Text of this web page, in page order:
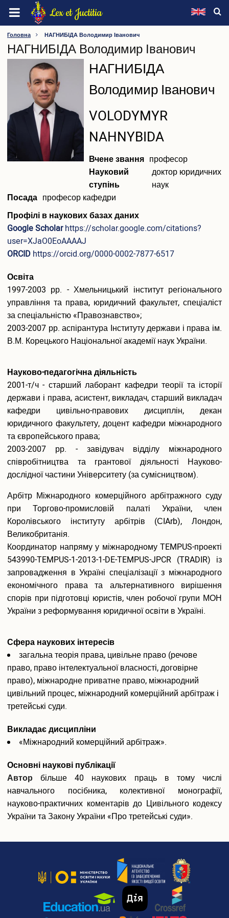
Перейти
основного
вмісту
Lex et Juctitia
ХМЕЛЬНИЦЬКИЙ УНІВЕРСИТЕТ УПРАВЛІННЯ ТА
ПРАВА ІМЕНІ ЛЕОНІДА ЮЗЬКОВА
Про університет
Інформація про університет
Видатні особистості
Ректорат
Вчена рада
Наглядова рада
Методична рада
Конференція трудового колективу
Кафедри
Інші підрозділи
Нормативна база
Вакантні посади
Акредитація
Внутрішня система забезпечення якості освіти
політика
Гендерна політика Університету
Газета ХУУП імені Леоніда Юзькова GAUDEAMUS
Меморіал пам'яті
Безпека освітнього середовища
Фотогалерея
Вступнику
Приймальна комісія
Відомості про провадження освітньої діяльності
Правила прийому в ХУУП імені Леоніда Юзькова
Кількість бюджетних місць регіонального замовлення
Переваги університету
Вартість навчання на контрактній основі
Освітні програми
Подача електронної заяви
Поновлення та переведення на навчання
Реєстраціія електронного кабіінету для вступу на
магістратуру
Інформація про вступ до аспірантури і докторантури
Програми вступних випробувань
Співбесіда
Рейтингові списки
Захист персональних даних
Ваучер на навчання від центру зайнятості
Особам з особливими освітніми потребами
Військова кафедра
Проживання студентів
Студенту
Оголошення
Освітній процес
Навчальні плани
Розклади занять
Електронні журнали обліку успішності
Навчально-методичне забезпечення
Студентське самоврядування
Військова кафедра
IT сервіси Університету
Офіс студента
Пам’ятаємо. Єднаємося. Переможемо!
Соціально-психологічна допомога внутрішньо переміщеним
особам
Електронна скринька довіри
Інформація про вступ до аспірантури та докторантури
Інформаційний пакет підготовки докторів філософії та
докторів наук
Вибіркові дисципліни
Головна НАГНИБІДА Володимир Іванович
НАГНИБІДА Володимир Іванович
НАГНИБІДА
Володимир Іванович
ПІБ
(англійською)
VOLODYMYR
NAHNYBIDA
Вчене звання професор
Науковий
ступінь
доктор юридичних
наук
Посада професор кафедри
Профілі в наукових базах даних
Google Scholarhttps://scholar.google.com/citations?
user=XJaO0EoAAAAJ
ORCID https://orcid.org/0000-0002-7877-6517
Освіта
1997-2003 рр. - Хмельницький інститут регіонального
управління та права, юридичний факультет, спеціаліст
за спеціальністю «Правознавство»;
2003-2007 рр. аспірантура Інституту держави і права ім.
В.М. Корецького Національної академії наук України.
Науково-педагогічна діяльність
2001-т/ч - старший лаборант кафедри теорії та історії
держави і права, асистент, викладач, старший викладач
кафедри цивільно-правових дисциплін, декан
юридичного факультету, доцент кафедри міжнародного
та європейського права;
2003-2007 рр. - завідувач відділу міжнародного
співробітництва та грантової діяльності Науково-
дослідної частини Університету (за сумісництвом).
Арбітр Міжнародного комерційного арбітражного суду
при Торгово-промисловій палаті України, член
Королівського інституту арбітрів (СIArb), Лондон,
Великобританія.
Координатор напряму у міжнародному TEMPUS-проекті
543990-TEMPUS-1-2013-1-DE-TEMPUS-JPCR (TRADIR) із
запровадження в Україні спеціалізації з міжнародного
економічного права та альтернативного вирішення
спорів при підготовці юристів, член робочої групи МОН
України з реформування юридичної освіти в Україні.
Сфера наукових інтересів
загальна теорія права, цивільне право (речове
право, право інтелектуальної власності, договірне
право), міжнародне приватне право, міжнародний
цивільний процес, міжнародний комерційний арбітраж і
третейські суди.
Викладає дисципліни
«Міжнародний комерційний арбітраж».
Основні наукові публікації
Автор більше 40 наукових праць в тому числі
навчального посібника, колективної монографії,
науково-практичних коментарів до Цивільного кодексу
України та Закону України «Про третейські суди».